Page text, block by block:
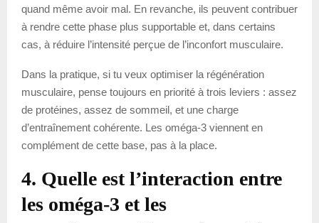
quand même avoir mal. En revanche, ils peuvent contribuer
à rendre cette phase plus supportable et, dans certains
cas, à réduire l’intensité perçue de l’inconfort musculaire.
Dans la pratique, si tu veux optimiser la régénération
musculaire, pense toujours en priorité à trois leviers : assez
de protéines, assez de sommeil, et une charge
d’entraînement cohérente. Les oméga-3 viennent en
complément de cette base, pas à la place.
4. Quelle est l’interaction entre
les oméga-3 et les